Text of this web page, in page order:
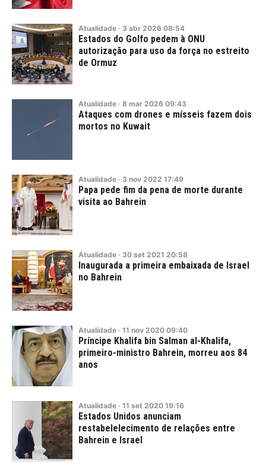
Atualidade · 3 abr 2026 08:54
Estados do Golfo pedem à ONU
autorização para uso da força no estreito
de Ormuz
Atualidade · 8 mar 2026 09:43
Ataques com drones e mísseis fazem dois
mortos no Kuwait
Atualidade · 3 nov 2022 17:49
Papa pede fim da pena de morte durante
visita ao Bahrein
Atualidade · 30 set 2021 20:58
Inaugurada a primeira embaixada de Israel
no Bahrein
Atualidade · 11 nov 2020 09:40
Príncipe Khalifa bin Salman al-Khalifa,
primeiro-ministro Bahrein, morreu aos 84
anos
Atualidade · 11 set 2020 19:16
Estados Unidos anunciam
restabelelecimento de relações entre
Bahrein e Israel